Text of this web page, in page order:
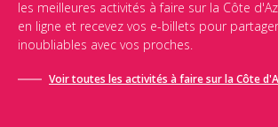
les meilleures activités à faire sur la Côte
en ligne et recevez vos e-billets pour
inoubliables avec vos proches.
Voir toutes les activités à faire sur la Côte